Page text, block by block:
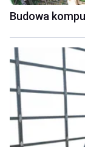
Budowa